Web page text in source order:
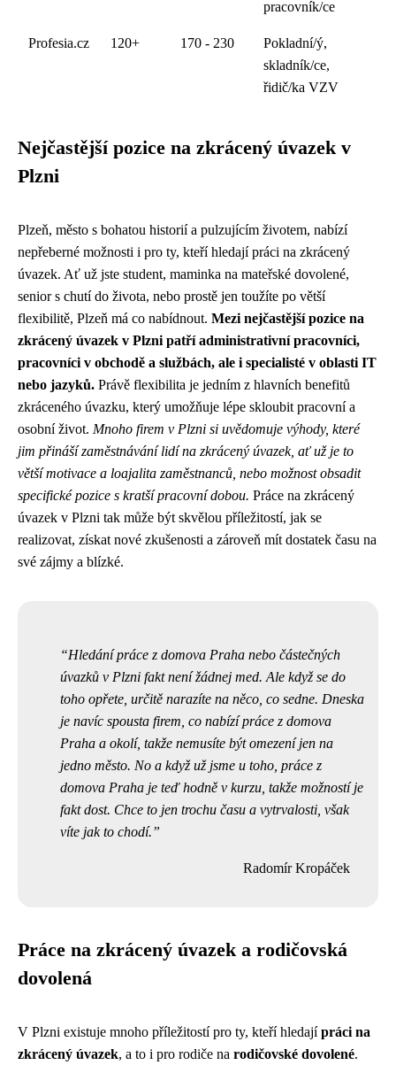
pracovník/ce
Profesia.cz 120+ 170 - 230
Pokladní/ý,
skladník/ce,
řidič/ka VZV
Nejčastější pozice na zkrácený úvazek v
Plzni
Plzeň, město s bohatou historií a pulzujícím životem, nabízí
nepřeberné možnosti i pro ty, kteří hledají práci na zkrácený
úvazek. Ať už jste student, maminka na mateřské dovolené,
senior s chutí do života, nebo prostě jen toužíte po větší
flexibilitě, Plzeň má co nabídnout. Mezi nejčastější pozice na
zkrácený úvazek v Plzni patří administrativní pracovníci,
pracovníci v obchodě a službách, ale i specialisté v oblasti IT
nebo jazyků. Právě flexibilita je jedním z hlavních benefitů
zkráceného úvazku, který umožňuje lépe skloubit pracovní a
osobní život. Mnoho firem v Plzni si uvědomuje výhody, které
jim přináší zaměstnávání lidí na zkrácený úvazek, ať už je to
větší motivace a loajalita zaměstnanců, nebo možnost obsadit
specifické pozice s kratší pracovní dobou. Práce na zkrácený
úvazek v Plzni tak může být skvělou příležitostí, jak se
realizovat, získat nové zkušenosti a zároveň mít dostatek času na
své zájmy a blízké.
Hledánípráce z domova Praha nebo částečných
úvazků v Plzni fakt není žádnej med. Ale když se do
toho opřete, určitě narazíte na něco, co sedne. Dneska
je navíc spousta firem, co nabízí práce z domova
Praha a okolí, takže nemusíte být omezení jen na
jedno město. No a když už jsme u toho, práce z
domova Praha je teď hodně v kurzu, takže možností je
fakt dost. Chce to jen trochu času a vytrvalosti, však
víte jak to chodí.
Radomír Kropáček
Práce na zkrácený úvazek a rodičovská
dovolená
V Plzni existuje mnoho příležitostí pro ty, kteří hledajípráci na
zkrácený úvazek, a to i pro rodiče na rodičovské dovolené.